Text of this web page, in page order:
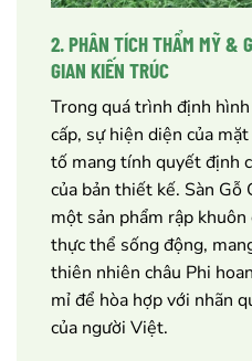
2. PHÂN TÍCH THẨM MỸ &
GIAN KIẾN TRÚC
Trong quá trình định
cấp, sự hiện diện của
tố mang tính quyết định
của bản thiết kế. Sàn
một sản phẩm rập
thực thể sống động,
thiên nhiên châu Phi
mỉ để hòa hợp với nhãn
của người Việt.